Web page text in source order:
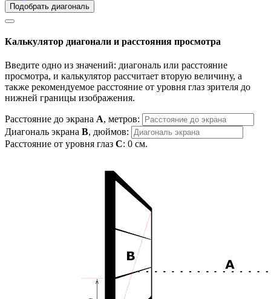
Подобрать диагональ
Калькулятор диагонали и расстояния просмотра
Введите одно из значений: диагональ или расстояние
просмотра, и калькулятор рассчитает вторую величину, а
также рекомендуемое расстояние от уровня глаз зрителя до
нижней границы изображения.
Расстояние до экрана A, метров:
Диагональ экрана B, дюймов:
Расстояние от уровня глаз C: 0 см.